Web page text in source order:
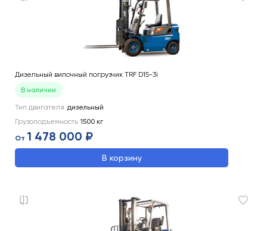
Дизельный вилочный погрузчик TRF D15-3i
В наличии
Тип двигателя дизельный
Грузоподъемность 1500 кг
От 1 478 000 ₽
В корзину